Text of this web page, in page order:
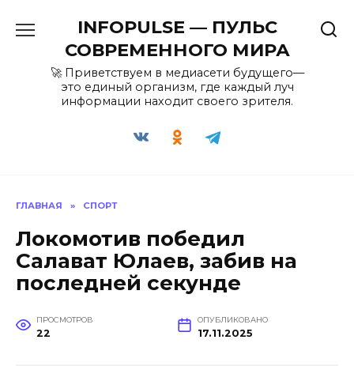
содержанию
INFOPULSE — ПУЛЬС
СОВРЕМЕННОГО МИРА
🚀 Приветствуем в медиасети будущего—
это единый организм, где каждый луч
информации находит своего зрителя.
ГЛАВНАЯ » СПОРТ
Локомотив победил
Салават Юлаев, забив на
последней секунде
ПРОСМОТРОВ
22
ОПУБЛИКОВАНО
17.11.2025